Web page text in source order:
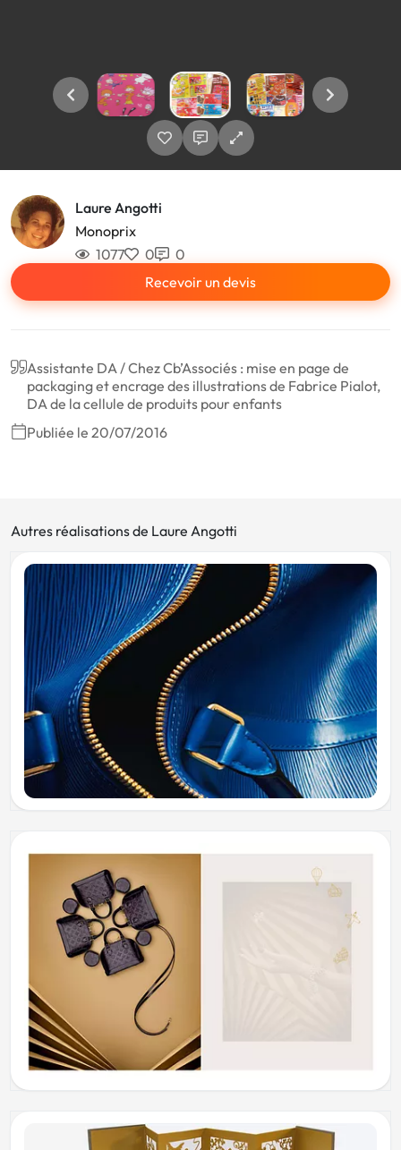
Laure Angotti
Monoprix
1077
0
0
Recevoir un devis
Assistante DA / Chez Cb’Associés : mise en page de
packaging et encrage des illustrations de Fabrice Pialot,
DA de la cellule de produits pour enfants
Publiée le 20/07/2016
Autres réalisations de Laure Angotti